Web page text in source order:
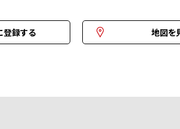
登録する 地図を